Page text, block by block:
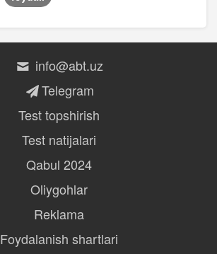
info@abt.uz
Telegram
Test topshirish
Test natijalari
Qabul 2024
Oliygohlar
Reklama
Foydalanish shartlari